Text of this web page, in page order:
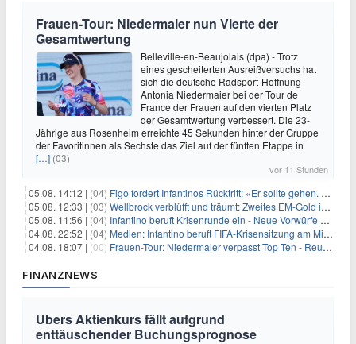
Frauen-Tour: Niedermaier nun Vierte der
Gesamtwertung
Belleville-en-Beaujolais (dpa) - Trotz
eines gescheiterten Ausreißversuchs hat
sich die deutsche Radsport-Hoffnung
Antonia Niedermaier bei der Tour de
France der Frauen auf den vierten Platz
der Gesamtwertung verbessert. Die 23-
Jährige aus Rosenheim erreichte 45 Sekunden hinter der Gruppe
der Favoritinnen als Sechste das Ziel auf der fünften Etappe in
[…] (03)
vor 11 Stunden
05.08. 14:12 | (04) Figo fordert Infantinos Rücktritt: «Er sollte gehen. Jetzt»
05.08. 12:33 | (03) Wellbrock verblüfft und träumt: Zweites EM-Gold in Paris
05.08. 11:56 | (04) Infantino beruft Krisenrunde ein - Neue Vorwürfe gegen FIFA
04.08. 22:52 | (04) Medien: Infantino beruft FIFA-Krisensitzung am Mittwoch ein
04.08. 18:07 | (00) Frauen-Tour: Niedermaier verpasst Top Ten - Reusser siegt
FINANZNEWS
Ubers Aktienkurs fällt aufgrund
enttäuschender Buchungsprognose